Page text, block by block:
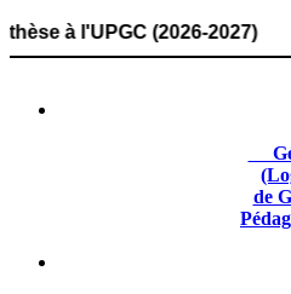
à l'UPGC (2026-2027)
de